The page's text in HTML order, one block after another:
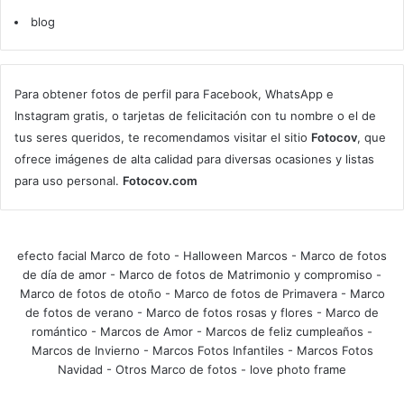
blog
Para obtener fotos de perfil para Facebook, WhatsApp e
Instagram gratis, o tarjetas de felicitación con tu nombre o el de
tus seres queridos, te recomendamos visitar el sitio Fotocov, que
ofrece imágenes de alta calidad para diversas ocasiones y listas
para uso personal. Fotocov.com
efecto facial Marco de foto - Halloween Marcos - Marco de fotos
de día de amor - Marco de fotos de Matrimonio y compromiso -
Marco de fotos de otoño - Marco de fotos de Primavera- Marco
de fotos de verano - Marco de fotos rosas y flores - Marco de
romántico - Marcos de Amor - Marcos de feliz cumpleaños -
Marcos de Invierno - Marcos Fotos Infantiles - Marcos Fotos
Navidad - Otros Marco de fotos - love photo frame